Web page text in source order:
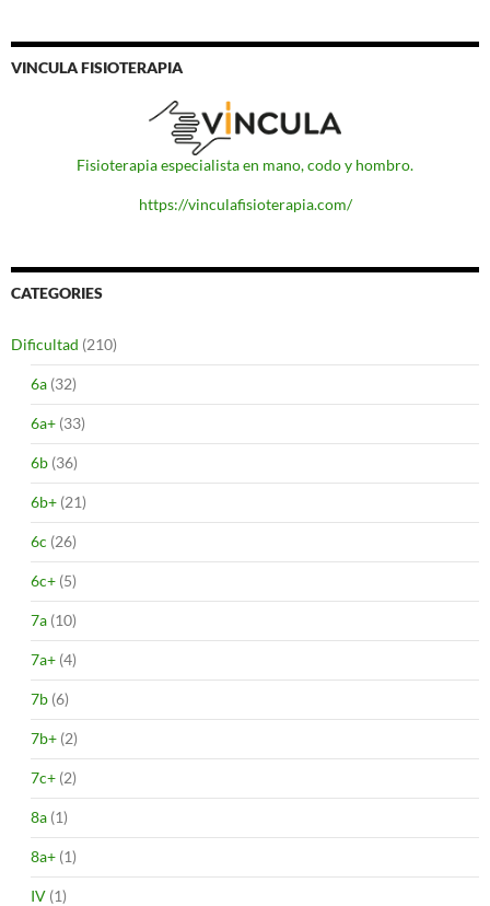
VINCULA FISIOTERAPIA
Fisioterapia especialista en mano, codo y hombro.
https://vinculafisioterapia.com/
CATEGORIES
Dificultad (210)
6a (32)
6a+ (33)
6b (36)
6b+ (21)
6c (26)
6c+ (5)
7a (10)
7a+ (4)
7b (6)
7b+ (2)
7c+ (2)
8a (1)
8a+ (1)
IV (1)